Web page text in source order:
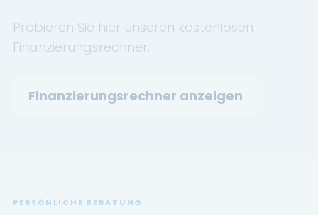
Probieren Sie hier unseren kostenlosen
Finanzierungsrechner.
Finanzierungsrechner anzeigen
PERSÖNLICHE BERATUNG